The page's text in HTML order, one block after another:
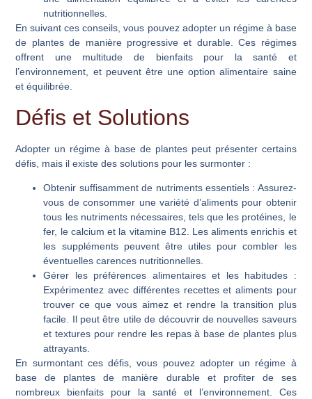
nutritionnelles.
En suivant ces conseils, vous pouvez adopter un régime à base
de plantes de manière progressive et durable. Ces régimes
offrent une multitude de bienfaits pour la santé et
l’environnement, et peuvent être une option alimentaire saine
et équilibrée.
Défis et Solutions
Adopter un régime à base de plantes peut présenter certains
défis, mais il existe des solutions pour les surmonter :
Obtenir suffisamment de nutriments essentiels: Assurez-
vous de consommer une variété d’aliments pour obtenir
tous les nutriments nécessaires, tels que les protéines, le
fer, le calcium et la vitamine B12. Les aliments enrichis et
les suppléments peuvent être utiles pour combler les
éventuelles carences nutritionnelles.
Gérer les préférences alimentaires et les habitudes :
Expérimentez avec différentes recettes et aliments pour
trouver ce que vous aimez et rendre la transition plus
facile. Il peut être utile de découvrir de nouvelles saveurs
et textures pour rendre les repas à base de plantes plus
attrayants.
En surmontant ces défis, vous pouvez adopter un régime à
base de plantes de manière durable et profiter de ses
nombreux bienfaits pour la santé et l’environnement. Ces